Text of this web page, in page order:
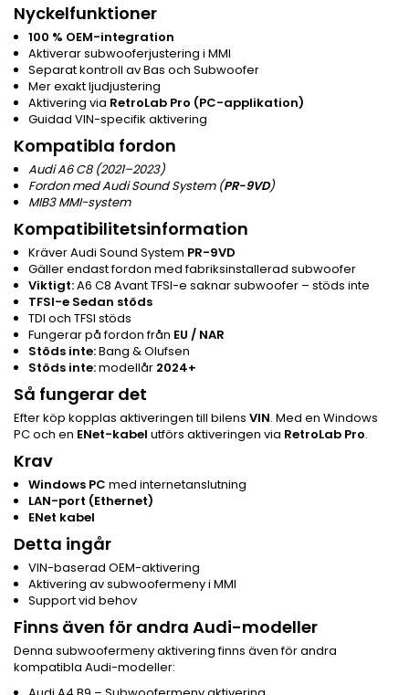
Nyckelfunktioner
100 % OEM-integration
Aktiverar subwooferjustering i MMI
Separat kontroll av Bas och Subwoofer
Mer exakt ljudjustering
Aktivering via RetroLab Pro (PC-applikation)
Guidad VIN-specifik aktivering
Kompatibla fordon
Audi A6 C8 (2021–2023)
Fordon med Audi Sound System (PR-9VD)
MIB3 MMI-system
Kompatibilitetsinformation
Kräver Audi Sound System PR-9VD
Gäller endast fordon med fabriksinstallerad subwoofer
Viktigt:A6 C8 Avant TFSI-e saknar subwoofer – stöds inte
TFSI-e Sedan stöds
TDI och TFSI stöds
Fungerar på fordon från EU / NAR
Stöds inte:Bang & Olufsen
Stöds inte:modellår 2024+
Så fungerar det
Efter köp kopplas aktiveringen till bilens VIN. Med en Windows
PC och en ENet-kabel utförs aktiveringen via RetroLab Pro.
Krav
Windows PC med internetanslutning
LAN-port (Ethernet)
ENet kabel
Detta ingår
VIN-baserad OEM-aktivering
Aktivering av subwoofermeny i MMI
Support vid behov
Finns även för andra Audi-modeller
Denna subwoofermeny aktivering finns även för andra
kompatibla Audi-modeller: